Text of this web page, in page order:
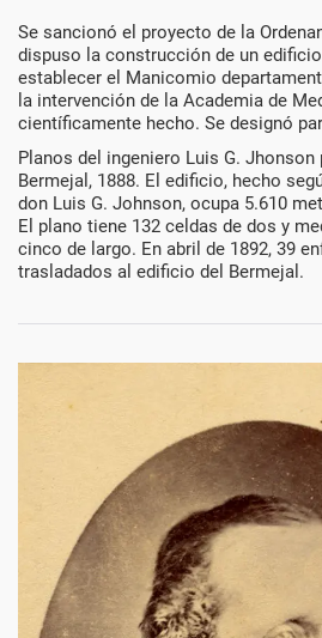
Década
de
1880
Se sancionó el proyecto de la
dispuso la construcción de un
establecer el Manicomio
la intervención de la Academia de
científicamente hecho. Se designó
Planos del ingeniero Luis G.
Bermejal, 1888. El edificio, hecho
don Luis G. Johnson, ocupa 5.610
El plano tiene 132 celdas de dos y
cinco de largo. En abril de 1892, 39
trasladados al edificio del Bermejal.